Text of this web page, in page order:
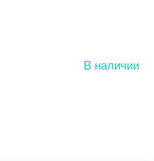
В наличии